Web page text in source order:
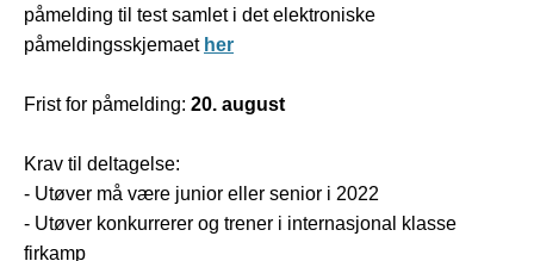
påmelding til test samlet i det elektroniske
påmeldingsskjemaet her
Frist for påmelding: 20. august
Krav til deltagelse:
- Utøver må være junior eller senior i 2022
- Utøver konkurrerer og trener i internasjonal klasse
firkamp